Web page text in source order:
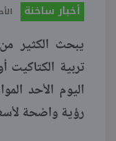
أخبار ساخنة الأحد 20-07-
يبحث الكثير
تربية
رؤية واضحة